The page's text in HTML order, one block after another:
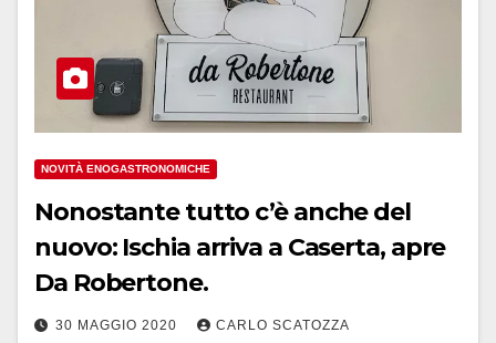
NOVITÀ ENOGASTRONOMICHE
Nonostante tutto c’è anche del
nuovo: Ischia arriva a Caserta, apre
Da Robertone.
30 MAGGIO 2020 CARLO SCATOZZA